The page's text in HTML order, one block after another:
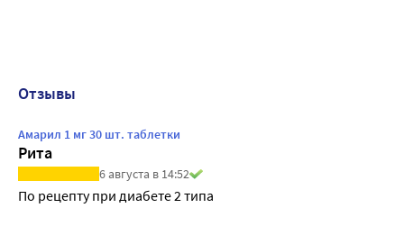
Отзывы
Амарил 1 мг 30 шт. таблетки
Рита
6 августа в 14:52
По рецепту при диабете 2 типа